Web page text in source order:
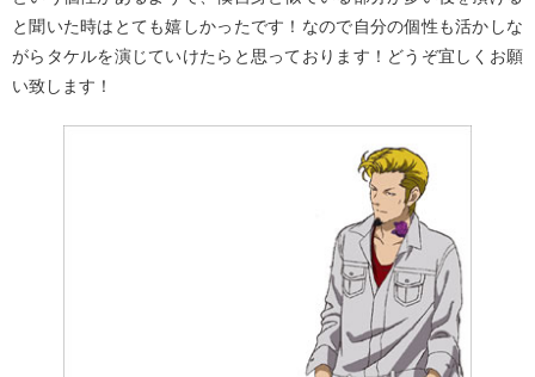
と聞いた時はとても嬉しかったです！なので自分の個性も活かしな
がらタケルを演じていけたらと思っております！どうぞ宜しくお願
い致します！